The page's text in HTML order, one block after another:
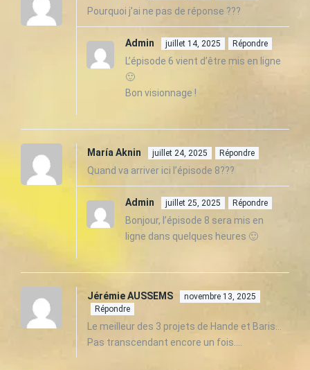
Pourquoi j’ai ne pas de réponse ???
Admin juillet 14, 2025 Répondre
L’épisode 6 vient d’être mis en ligne
🙂
Bon visionnage !
María Aknin juillet 24, 2025 Répondre
Quand va arriver ici l’épisode 8???
Admin juillet 25, 2025 Répondre
Bonjour, l’épisode 8 sera mis en
ligne dans quelques heures 🙂
Jérémie AUSSEMS
novembre 13, 2025
Répondre
Le meilleur des 3 projets de Hande et Baris…
Pas transcendant encore un fois….